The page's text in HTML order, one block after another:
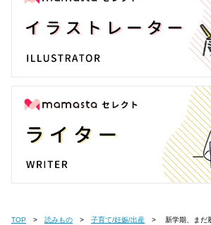
TOP 読みもの 子育て/妊娠/出産